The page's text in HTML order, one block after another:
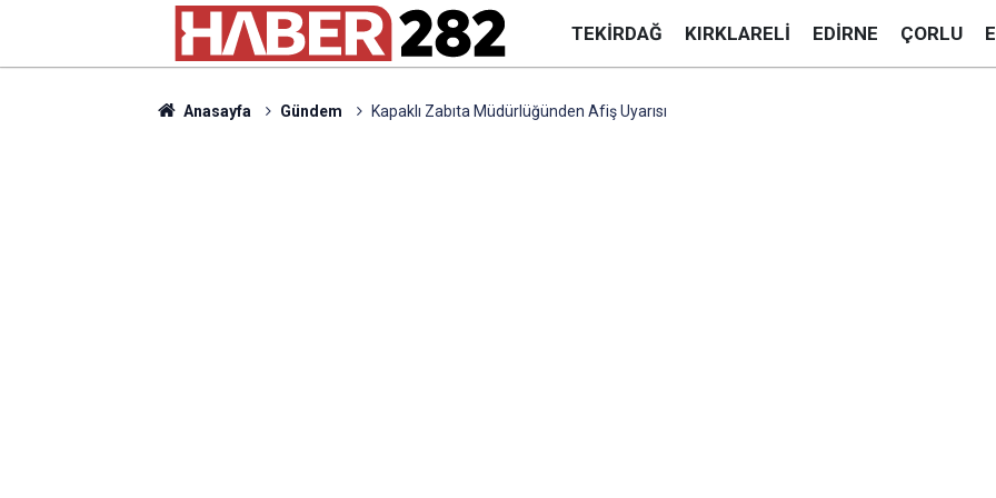
TEKIRDAĞ KIRKLARELI EDIRNE ÇORLU
Anasayfa Gündem Kapaklı Zabıta Müdürlüğünden Afiş Uyarısı